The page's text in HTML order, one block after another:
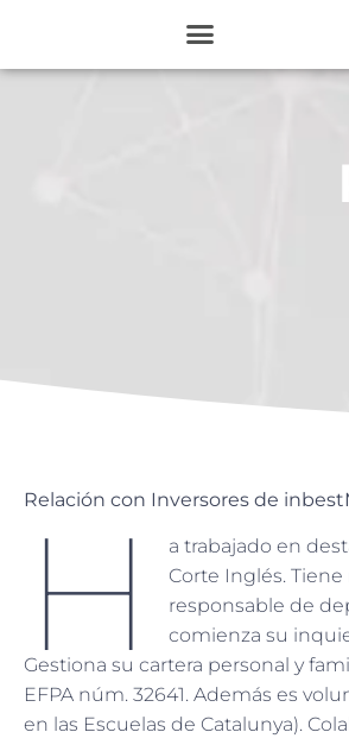
Relación con Inversores de
H
a trabajado en
Corte Inglés.
responsable de
comienza su
Gestiona su cartera personal y
EFPA núm. 32641. Además es
en las Escuelas de Catalunya).